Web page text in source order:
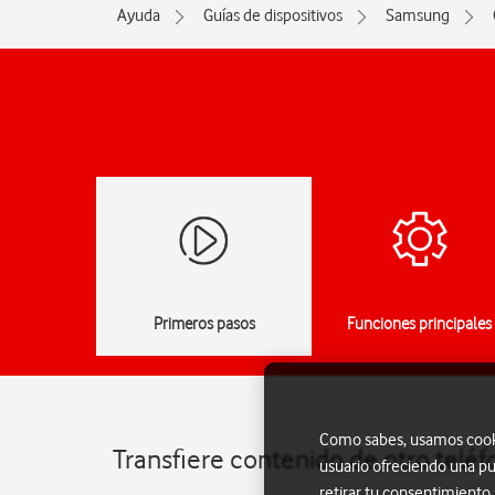
Ayuda Guías de dispositivos Samsung
Primeros pasos Funciones principales
Transfiere contenido de otro
Como sabes, usamos
usuario ofreciendo una